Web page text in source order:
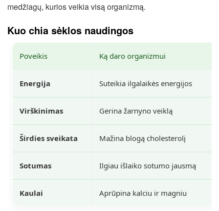
medžiagų, kurios veikia visą organizmą.
Kuo chia sėklos naudingos
Poveikis Ką daro organizmui
Energija Suteikia ilgalaikės energijos
Virškinimas Gerina žarnyno veiklą
Širdies sveikata Mažina blogą cholesterolį
Sotumas Ilgiau išlaiko sotumo jausmą
Kaulai Aprūpina kalciu ir magniu